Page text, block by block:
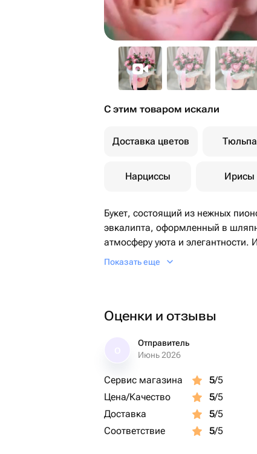
С этим товаром искали
Доставка цветов
Нарциссы Ирисы
Букет, состоящий из нежных
эвкалипта, оформленный в
атмосферу уюта и элегантности.
случая или просто для того,
Показать еще
Оценки и отзывы
Отправитель
Июнь 2026
Сервис магазина 5/5
Цена/Качество
5/5
Доставка
5/5
Соответствие
5/5